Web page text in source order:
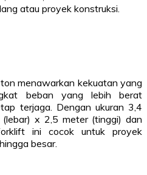
atau proyek konstruksi.
menawarkan kekuatan yang
beban yang lebih berat
terjaga. Dengan ukuran 3,4
x 2,5 meter (tinggi) dan
ini cocok untuk proyek
besar.